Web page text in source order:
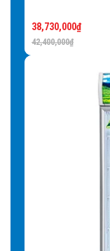
42,400,000₫
38,730,000₫